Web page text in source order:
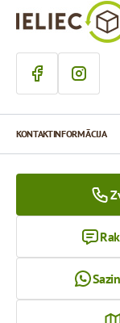
KONTAKTINFORMĀCIJA